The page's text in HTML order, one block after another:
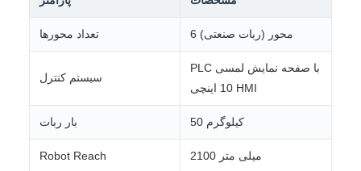
تعداد محورها 6 محور (ربات صنعتی)
سیستم کنترل
PLC با صفحه نمایش لمسی
10 اینچی HMI
بار ربات 50 کیلوگرم
Robot Reach 2100 میلی متر